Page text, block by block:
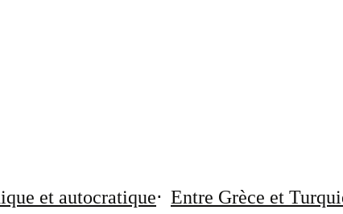
et autocratique
Entre Grèce et